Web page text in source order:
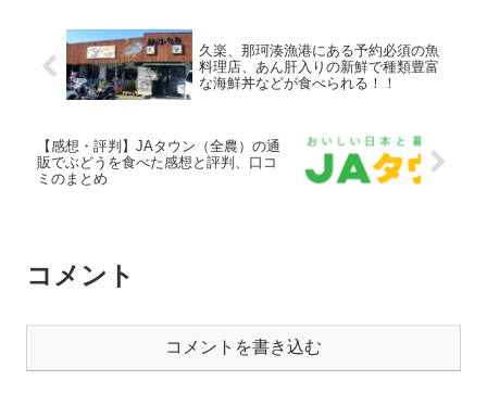
久楽、那珂湊漁港にある予約必須の魚
料理店、あん肝入りの新鮮で種類豊富
な海鮮丼などが食べられる！！
【感想・評判】JAタウン（全農）の通
販でぶどうを食べた感想と評判、口コ
ミのまとめ
コメント
コメントを書き込む